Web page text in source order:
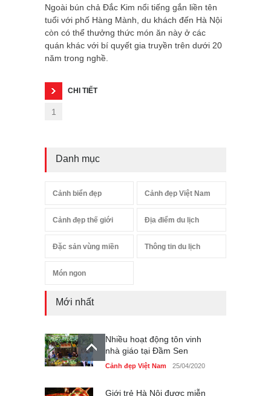
Ngoài bún chả Đắc Kim nổi tiếng gắn liền tên
tuổi với phố Hàng Mành, du khách đến Hà Nội
còn có thể thưởng thức món ăn này ở các
quán khác với bí quyết gia truyền trên dưới 20
năm trong nghề.
CHI TIẾT
1
Danh mục
Cảnh biển đẹp Cảnh đẹp Việt Nam
Cảnh đẹp thế giới Địa điểm du lịch
Đặc sản vùng miền Thông tin du lịch
Món ngon
Mới nhất
Nhiều hoạt động tôn vinh
nhà giáo tại Đầm Sen
Cảnh đẹp Việt Nam 25/04/2020
Giới trẻ Hà Nội được miễn